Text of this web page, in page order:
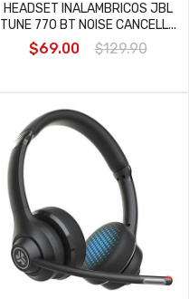
HEADSET INALAMBRICOS JBL
TUNE 770 BT NOISE CANCELL...
$69.00 $129.90